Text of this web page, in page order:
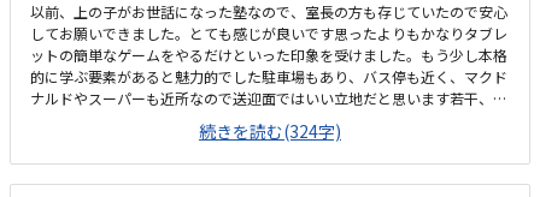
以前、上の子がお世話になった塾なので、室長の方も存じていたので安心
してお願いできました。とても感じが良いです思ったよりもかなりタブレ
ットの簡単なゲームをやるだけといった印象を受けました。もう少し本格
的に学ぶ要素があると魅力的でした駐車場もあり、バス停も近く、マクド
ナルドやスーパーも近所なので送迎面ではいい立地だと思います若干、狭
さは感じますが、清潔感はあります。土禁なのでとても綺麗です。タブレ
ットではなくちゃんとしたパソコンがあるといいのになと思いますゲーム
要素が強いカリキュラムにしては高額に感じてしまいました。設備費や教
材費のようなものを含めると結構負担なので、成長を感じにくいプログラ
続きを読む(324字)